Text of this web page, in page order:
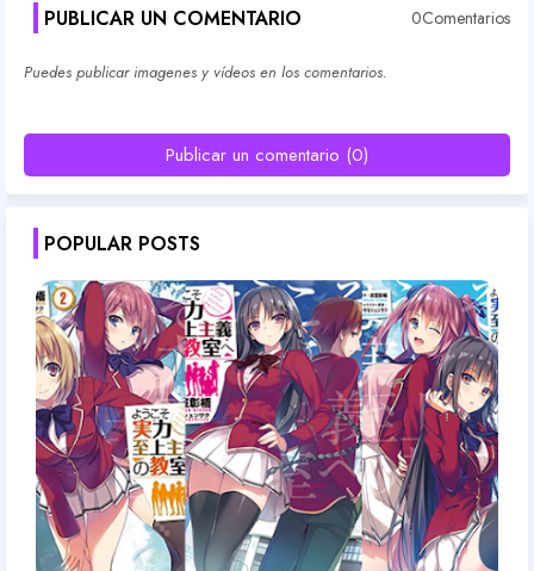
PUBLICAR UN COMENTARIO 0Comentarios
Puedes publicar imagenes y vídeos en los comentarios.
Publicar un comentario (0)
POPULAR POSTS